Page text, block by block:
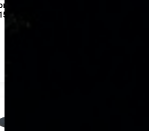
типа. Квадратный фланец
CRANELED